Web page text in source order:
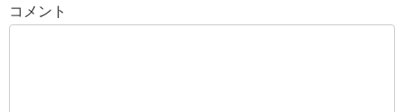
コメント